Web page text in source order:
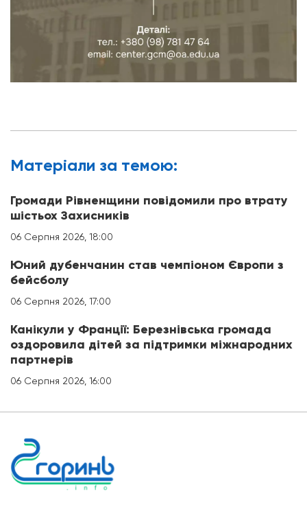
Матерiали за темою:
Громади Рівненщини повідомили про втрату
шістьох Захисників
06 Серпня 2026, 18:00
Юний дубенчанин став чемпіоном Європи з
бейсболу
06 Серпня 2026, 17:00
Канікули у Франції: Березнівська громада
оздоровила дітей за підтримки міжнародних
партнерів
06 Серпня 2026, 16:00